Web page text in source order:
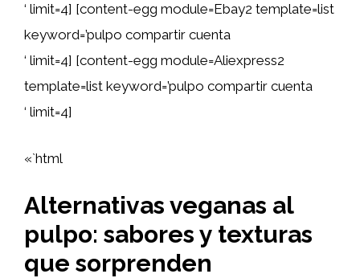
‘ limit=4] [content-egg module=Ebay2 template=list
keyword=’pulpo compartir cuenta
‘ limit=4] [content-egg module=Aliexpress2
template=list keyword=’pulpo compartir cuenta
‘ limit=4]
«`html
Alternativas veganas al
pulpo: sabores y texturas
que sorprenden